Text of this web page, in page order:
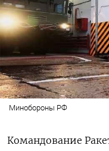
Минобороны РФ
Командование